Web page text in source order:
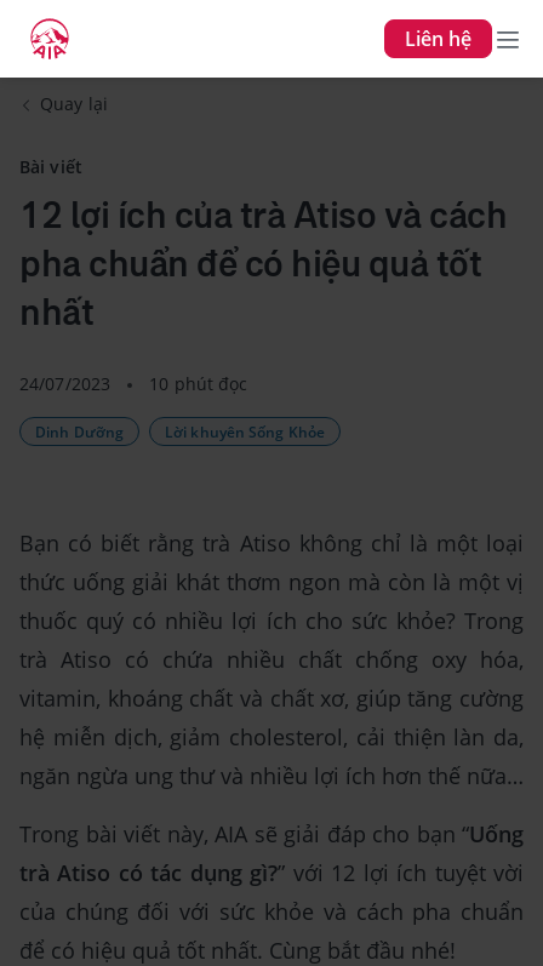
Liên hệ
Quay lại
Bài viết
12 lợi ích của trà Atiso và cách
pha chuẩn để có hiệu quả tốt
nhất
24/07/2023 10 phút đọc
Dinh Dưỡng Lời khuyên Sống Khỏe
Bạn có biết rằng trà Atiso không chỉ là một loại
thức uống giải khát thơm ngon mà còn là một vị
thuốc quý có nhiều lợi ích cho sức khỏe? Trong
trà Atiso có chứa nhiều chất chống oxy hóa,
vitamin, khoáng chất và chất xơ, giúp tăng cường
hệ miễn dịch, giảm cholesterol, cải thiện làn da,
ngăn ngừa ung thư và nhiều lợi ích hơn thế nữa…
Trong bài viết này, AIA sẽ giải đáp cho bạn “Uống
trà Atiso có tác dụng gì?” với 12 lợi ích tuyệt vời
của chúng đối với sức khỏe và cách pha chuẩn
để có hiệu quả tốt nhất. Cùng bắt đầu nhé!